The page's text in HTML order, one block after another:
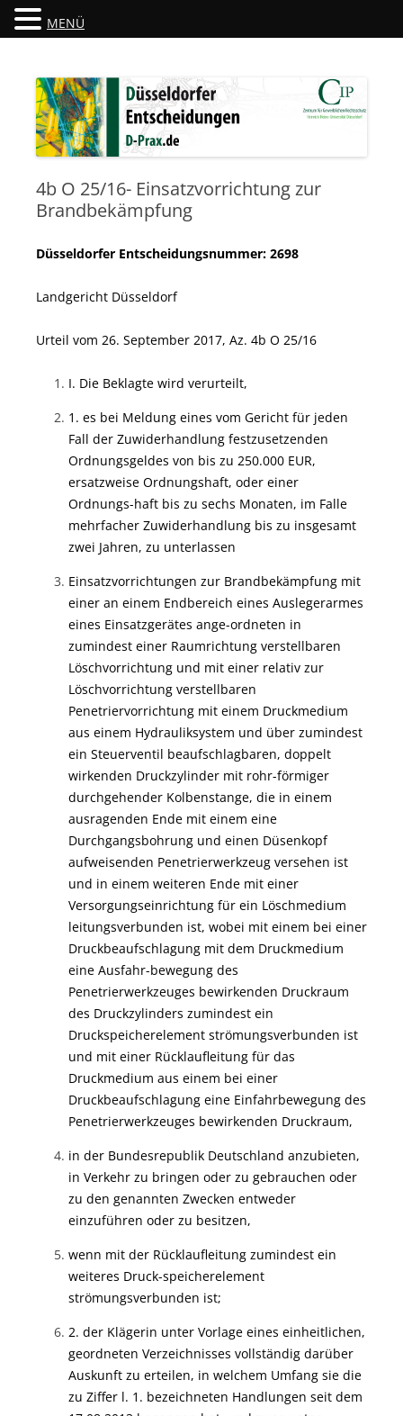
Düsseldorfer Entscheidungen
4b O 25/16- Einsatzvorrichtung zur
Brandbekämpfung
Düsseldorfer Entscheidungsnummer: 2698
Landgericht Düsseldorf
Urteil vom 26. September 2017, Az. 4b O 25/16
I. Die Beklagte wird verurteilt,
1. es bei Meldung eines vom Gericht für jeden
Fall der Zuwiderhandlung festzusetzenden
Ordnungsgeldes von bis zu 250.000 EUR,
ersatzweise Ordnungshaft, oder einer
Ordnungs-haft bis zu sechs Monaten, im Falle
mehrfacher Zuwiderhandlung bis zu insgesamt
zwei Jahren, zu unterlassen
Einsatzvorrichtungen zur Brandbekämpfung mit
einer an einem Endbereich eines Auslegerarmes
eines Einsatzgerätes ange-ordneten in
zumindest einer Raumrichtung verstellbaren
Löschvorrichtung und mit einer relativ zur
Löschvorrichtung verstellbaren
Penetriervorrichtung mit einem Druckmedium
aus einem Hydrauliksystem und über zumindest
ein Steuerventil beaufschlagbaren, doppelt
wirkenden Druckzylinder mit rohr-förmiger
durchgehender Kolbenstange, die in einem
ausragenden Ende mit einem eine
Durchgangsbohrung und einen Düsenkopf
aufweisenden Penetrierwerkzeug versehen ist
und in einem weiteren Ende mit einer
Versorgungseinrichtung für ein Löschmedium
leitungsverbunden ist, wobei mit einem bei einer
Druckbeaufschlagung mit dem Druckmedium
eine Ausfahr-bewegung des
Penetrierwerkzeuges bewirkenden Druckraum
des Druckzylinders zumindest ein
Druckspeicherelement strömungsverbunden ist
und mit einer Rücklaufleitung für das
Druckmedium aus einem bei einer
Druckbeaufschlagung eine Einfahrbewegung des
Penetrierwerkzeuges bewirkenden Druckraum,
in der Bundesrepublik Deutschland anzubieten,
in Verkehr zu bringen oder zu gebrauchen oder
zu den genannten Zwecken entweder
einzuführen oder zu besitzen,
wenn mit der Rücklaufleitung zumindest ein
weiteres Druck-speicherelement
strömungsverbunden ist;
2. der Klägerin unter Vorlage eines einheitlichen,
geordneten Verzeichnisses vollständig darüber
Auskunft zu erteilen, in welchem Umfang sie die
zu Ziffer l. 1. bezeichneten Handlungen seit dem
MENÜ